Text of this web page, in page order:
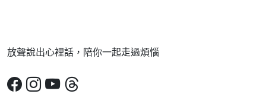
放聲說出心裡話，陪你一起走過煩惱